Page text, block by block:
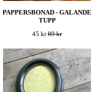
PAPPERSBONAD - GALANDE
TUPP
45 kr89 kr